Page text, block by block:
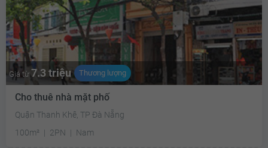
Giá từ 7.3 triệu Thương lượng
Cho thuê nhà mặt phố
Quận Thanh Khê, TP Đà Nẵng
100m²
2PN Nam